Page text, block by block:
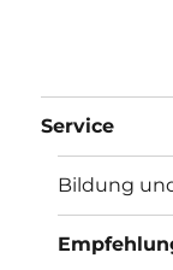
Service
Bildung